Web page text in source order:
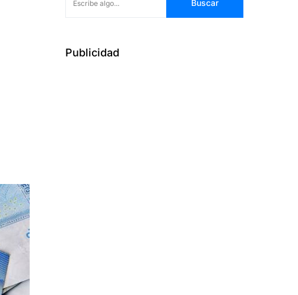
Buscar
Publicidad